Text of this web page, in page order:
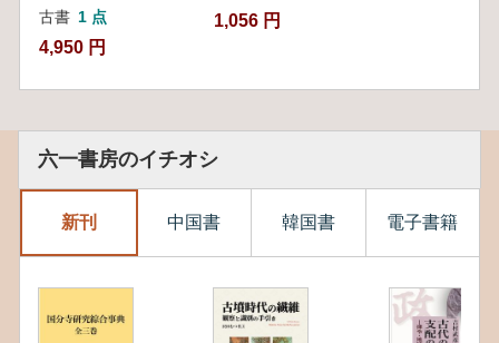
古書 1 点
4,950 円
1,056 円
六一書房のイチオシ
新刊 中国書 韓国書 電子書籍